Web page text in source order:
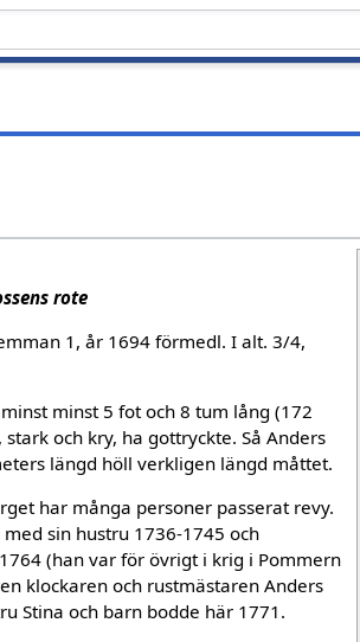
rote
1, år 1694 förmedl. I alt. 3/4,
minst 5 fot och 8 tum lång (172
och kry, ha gottryckte. Så Anders
längd höll verkligen längd måttet.
har många personer passerat revy.
sin hustru 1736-1745 och
(han var för övrigt i krig i Pommern
klockaren och rustmästaren Anders
Stina och barn bodde här 1771.